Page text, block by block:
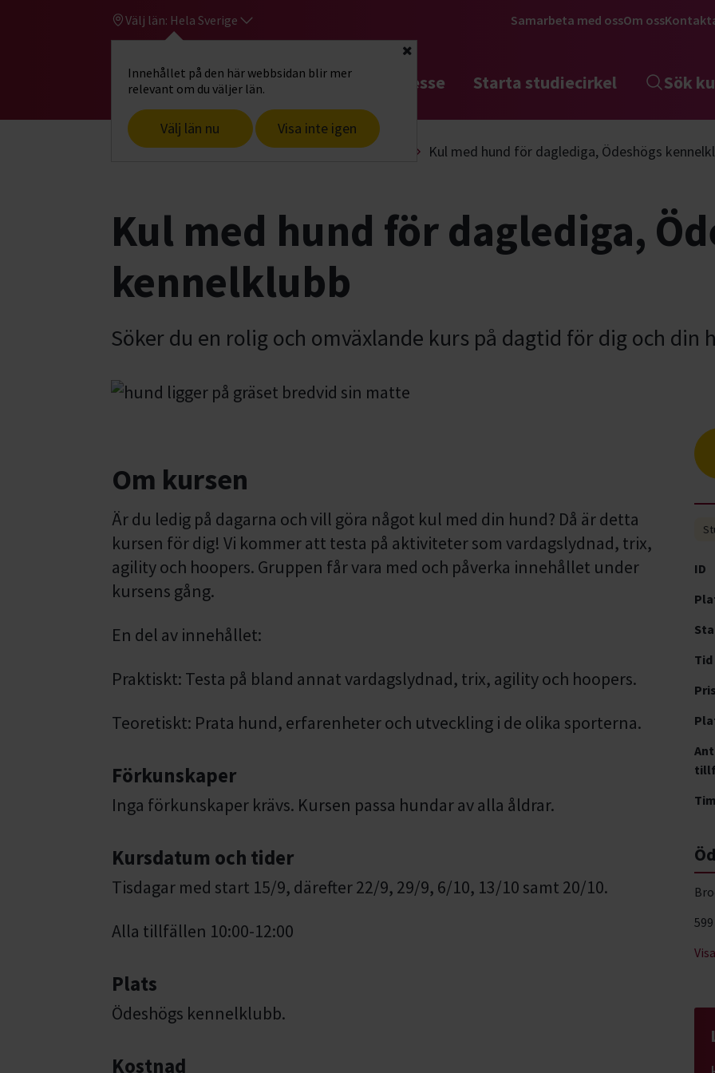
Välj län: Hela Sverige
Innehållet på den här webbsidan blir mer
relevant om du väljer län.
Välj län nu Visa inte igen
Stäng
Samarbeta med ossOm oss
Gå till studiefrämjandets startsidaHitta intresse Starta studiecirkel Sök
Start Hitta intresse Hund & husdjur Lydnad Kul med hund för daglediga, Ödeshögs
Kul med hund för daglediga,
kennelklubb
Söker du en rolig och omväxlande kurs på dagtid för dig och din
Om kursen
Är du ledig på dagarna och vill göra något kul med din hund? Då är detta
kursen för dig! Vi kommer att testa på aktiviteter som vardagslydnad, trix,
agility och hoopers. Gruppen får vara med och påverka innehållet under
kursens gång.
En del av innehållet:
Praktiskt: Testa på bland annat vardagslydnad, trix, agility och hoopers.
Teoretiskt: Prata hund, erfarenheter och utveckling i de olika sporterna.
Förkunskaper
Inga förkunskaper krävs. Kursen passa hundar av alla åldrar.
Kursdatum och tider
Tisdagar med start 15/9, därefter 22/9, 29/9, 6/10, 13/10 samt 20/10.
Alla tillfällen 10:00-12:00
Plats
Ödeshögs kennelklubb.
Kostnad
ID
Tid